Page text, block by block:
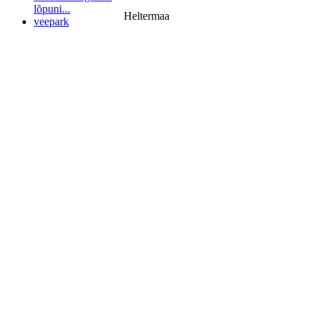
lõpuni...
veepark
Heltermaa